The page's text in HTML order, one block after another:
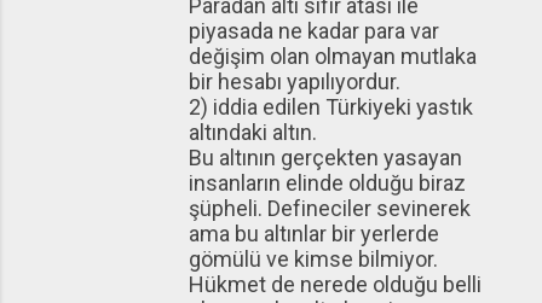
Paradan altı sıfır atası ile
piyasada ne kadar para var
değişim olan olmayan mutlaka
bir hesabı yapılıyordur.
2) iddia edilen Türkiyeki yastık
altındaki altın.
Bu altının gerçekten yasayan
insanların elinde olduğu biraz
şüpheli. Defineciler sevinerek
ama bu altınlar bir yerlerde
gömülü ve kimse bilmiyor.
Hükmet de nerede olduğu belli